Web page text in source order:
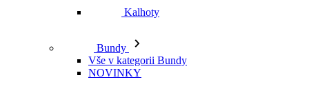
Kalhoty
Bundy
Vše v kategorii Bundy
NOVINKY